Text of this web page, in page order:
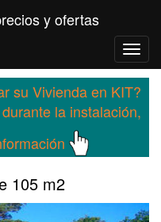
y ofertas
su Vivienda en KIT?
la instalación,
105 m2